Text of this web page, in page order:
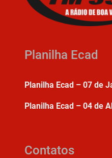
Planilha Ecad
Planilha Ecad – 07 de
Planilha Ecad – 04 de
Contatos